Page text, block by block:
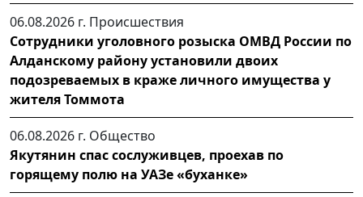
06.08.2026 г. Происшествия
Сотрудники уголовного розыска ОМВД России по
Алданскому району установили двоих
подозреваемых в краже личного имущества у
жителя Томмота
06.08.2026 г. Общество
Якутянин спас сослуживцев, проехав по
горящему полю на УАЗе «буханке»